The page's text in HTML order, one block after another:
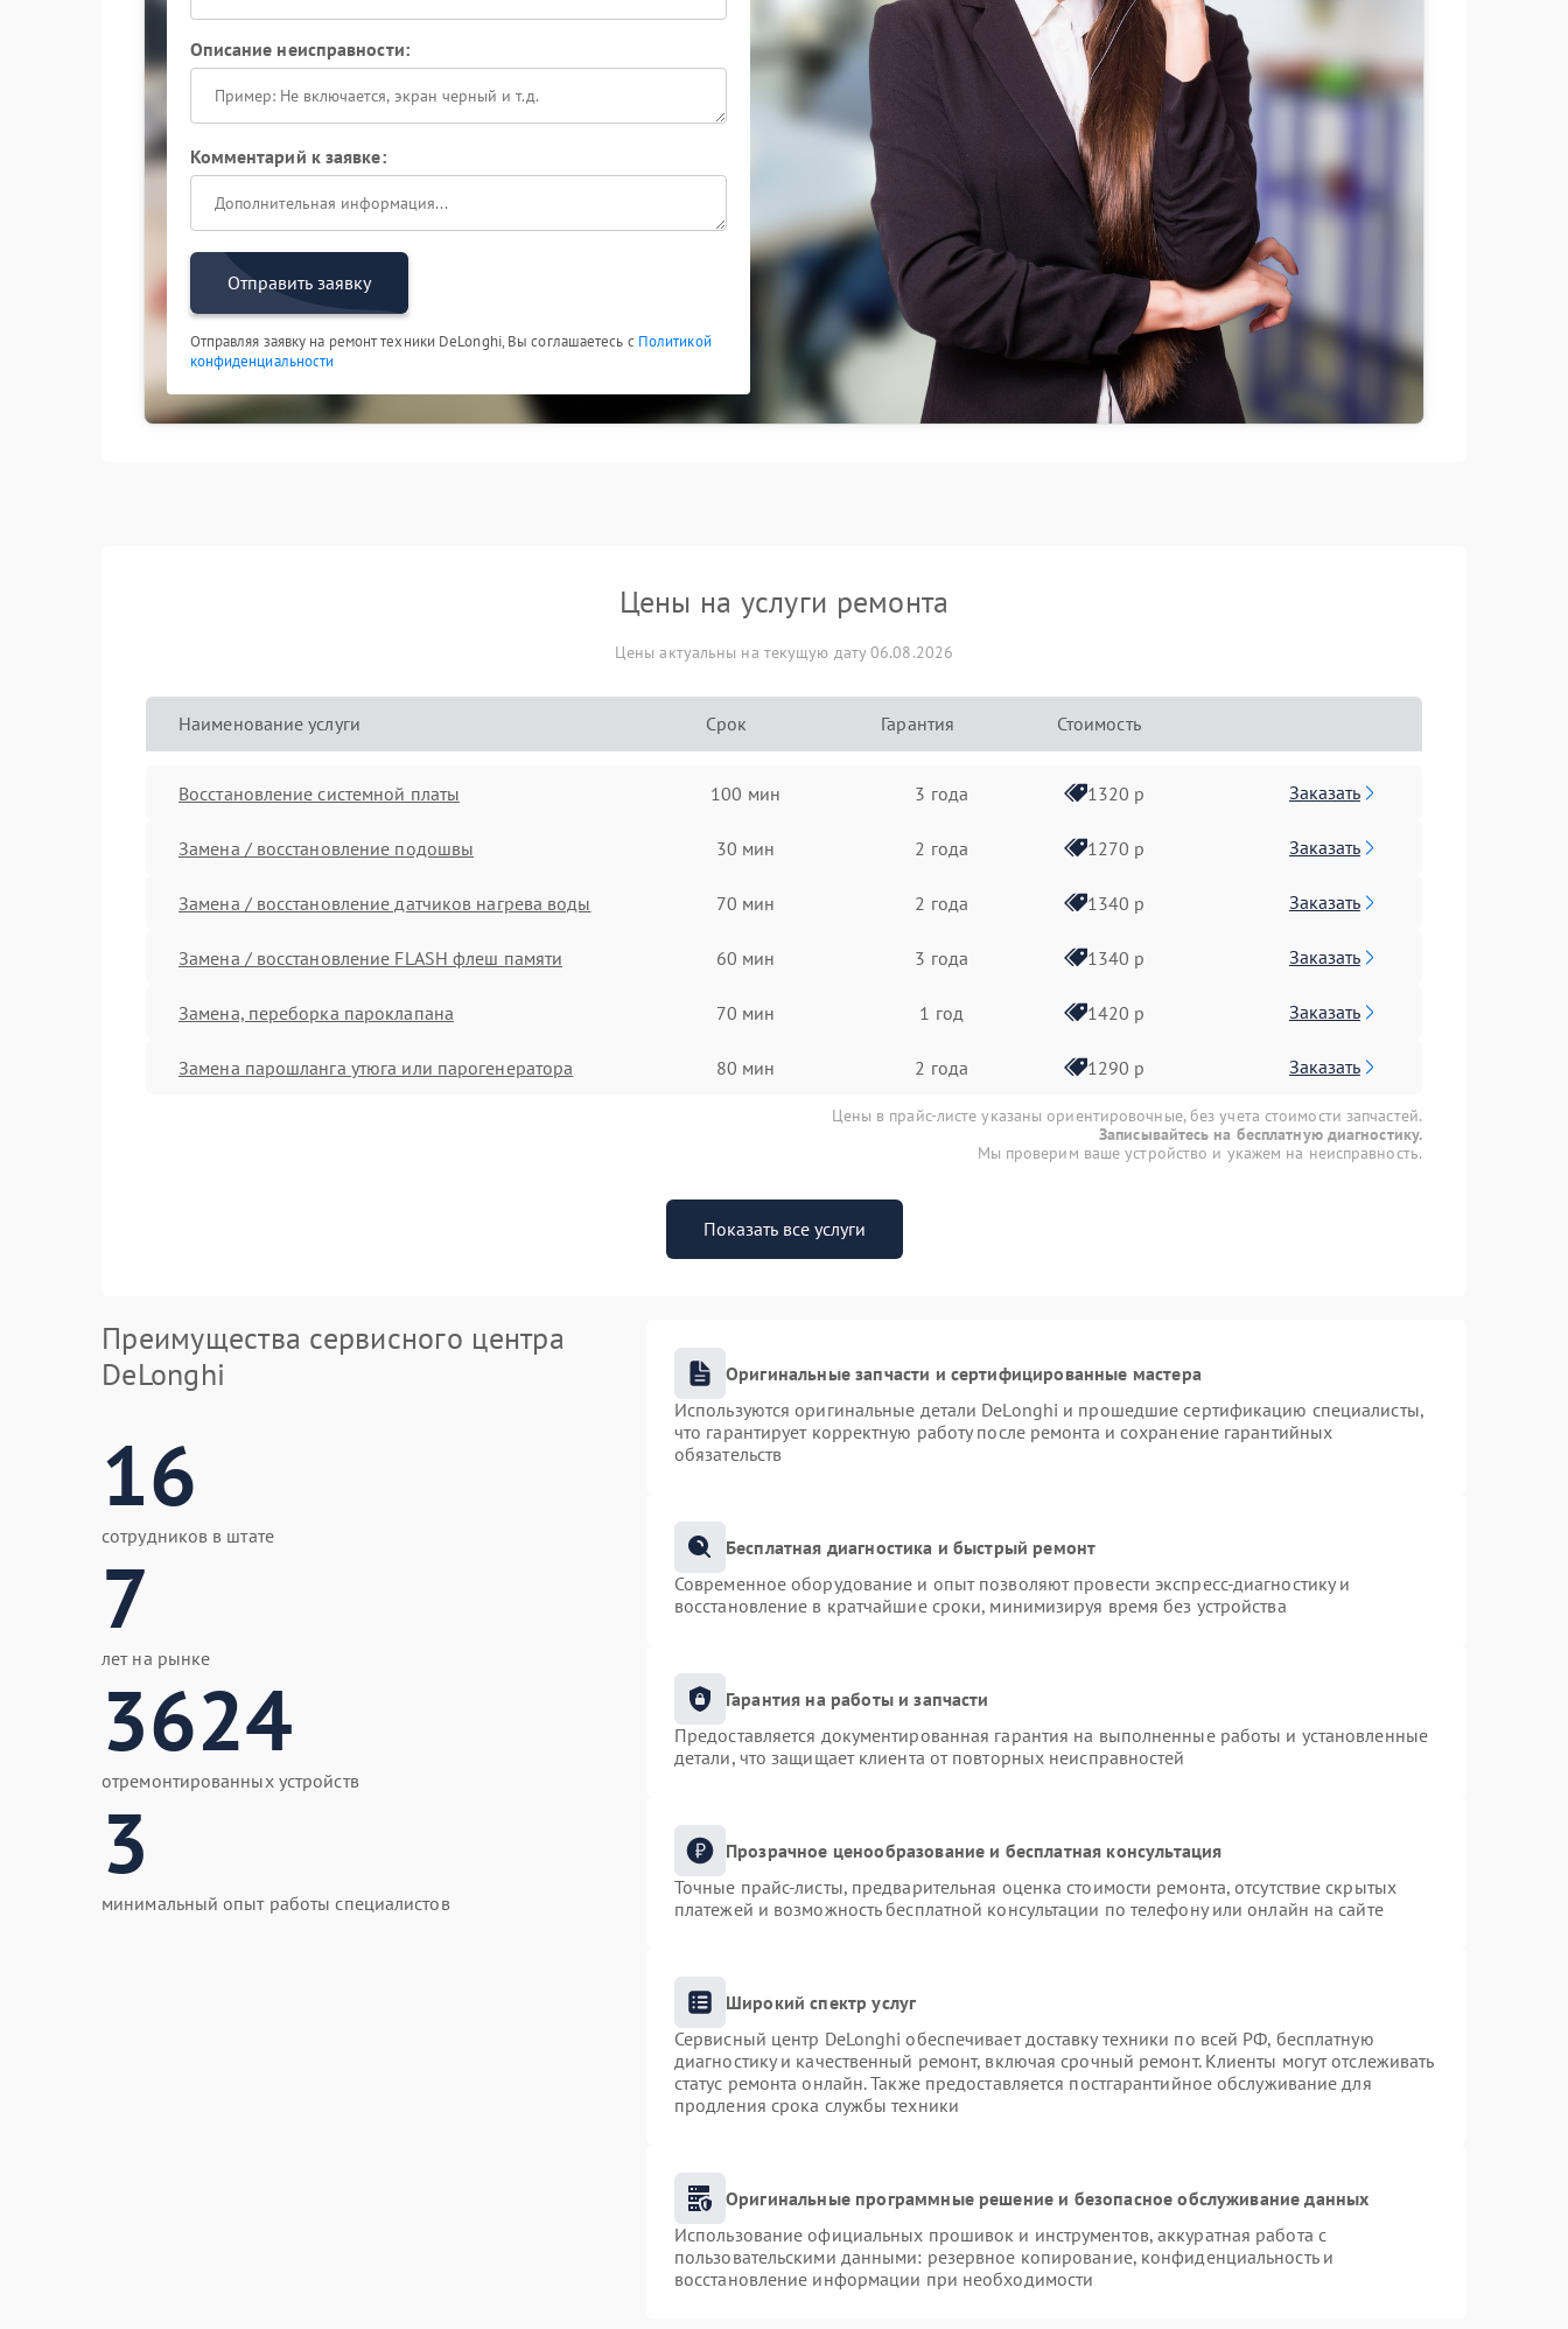
Описание неисправности:
Комментарий к заявке:
Отправить заявку
Отправляя заявку на ремонт техники DeLonghi, Вы соглашаетесь с Политикой
конфиденциальности
Цены на услуги ремонта
Цены актуальны на текущую дату 06.08.2026
Наименование услуги Срок Гарантия Стоимость
Восстановление системной платы 100 мин 3 года 1320 р Заказать
Замена / восстановление подошвы 30 мин 2 года 1270 р Заказать
Замена / восстановление датчиков нагрева воды 70 мин 2 года 1340 р Заказать
Замена / восстановление FLASH флеш памяти 60 мин 3 года 1340 р Заказать
Замена, переборка пароклапана 70 мин 1 год 1420 р Заказать
Замена парошланга утюга или парогенератора 80 мин 2 года 1290 р Заказать
Цены в прайс-листе указаны ориентировочные, без учета стоимости запчастей.
Записывайтесь на бесплатную диагностику.
Мы проверим ваше устройство и укажем на неисправность.
Показать все услуги
Преимущества сервисного центра
DeLonghi
16
сотрудников в штате
7
лет на рынке
3624
отремонтированных устройств
3
минимальный опыт работы специалистов
Оригинальные запчасти и сертифицированные мастера
Используются оригинальные детали DeLonghi и прошедшие сертификацию специалисты,
что гарантирует корректную работу после ремонта и сохранение гарантийных
обязательств
Бесплатная диагностика и быстрый ремонт
Современное оборудование и опыт позволяют провести экспресс-диагностику и
восстановление в кратчайшие сроки, минимизируя время без устройства
Гарантия на работы и запчасти
Предоставляется документированная гарантия на выполненные работы и установленные
детали, что защищает клиента от повторных неисправностей
Прозрачное ценообразование и бесплатная консультация
Точные прайс-листы, предварительная оценка стоимости ремонта, отсутствие скрытых
платежей и возможность бесплатной консультации по телефону или онлайн на сайте
Широкий спектр услуг
Сервисный центр DeLonghi обеспечивает доставку техники по всей РФ, бесплатную
диагностику и качественный ремонт, включая срочный ремонт. Клиенты могут отслеживать
статус ремонта онлайн. Также предоставляется постгарантийное обслуживание для
продления срока службы техники
Оригинальные программные решение и безопасное обслуживание данных
Использование официальных прошивок и инструментов, аккуратная работа с
пользовательскими данными: резервное копирование, конфиденциальность и
восстановление информации при необходимости